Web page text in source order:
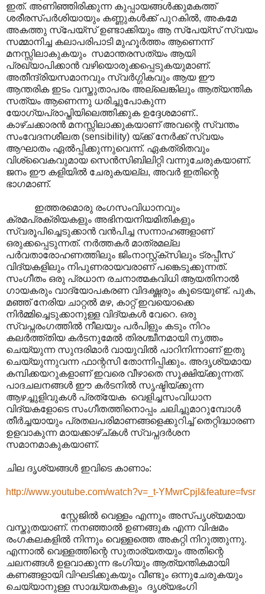
ഇത്. അണിഞ്ഞിരിക്കുന്ന കുപ്പായങ്ങൾക്കുമകത്ത്
ശരീരസ്പർശിയായും കണ്ണുകൾക്ക് പുറകിൽ, അകമേ
അകത്തു സ്പേയ്സ് ഉണ്ടാക്കിയും ആ സ്പേയ്സ് സ്വയം
സമ്മാനിച്ച കലാപരിപാടി മുഹൂർത്തം ആണെന്ന്
മനസ്സിലാകുകയും സമാന്തരസത്യം ആയി
പ്രഖ്യാപിക്കാൻ വഴിയൊരുക്കപ്പെടുകയുമാണ്.
അതീന്ദ്രിയസമാനവും സ്വർഗ്ഗികവും ആയ ഈ
ആന്തരിക ഇടം വസ്തുതാപരം അല്ലെങ്കിലും ആത്യന്തിക
സത്യം ആണെന്നു ധരിച്ചുപോകുന്ന
യോഗ്യപ്രാപ്തിയിലെത്തിക്കുക ഉദ്ദേശമാണ്..
കാഴ്ചക്കാരൻ മനസ്സിലാക്കുകയാണ് അവന്റെ സ്വന്തം
സംവേദനശീലത (sensibility) യ്ക്ക് നേർക്ക് സ്വയം
ആഘാതം ഏൽ‌പ്പിക്കുന്നുവെന്ന്. ഏകത്രിതവും
വിശ്വൈകവുമായ സെൻസിബിലിറ്റി വന്നുചേരുകയാണ്.
ജനം ഈ കളിയിൽ ചേരുകയല്ല, അവർ ഇതിന്റെ
ഭാഗമാണ്.
ഇത്തരമൊരു രംഗസംവിധാനവും
ക്രമപ്രക്രിയകളും അഭിനയനിയമിതികളും
സ്വരൂപിച്ചെടുക്കാൻ വൻപിച്ച സന്നാഹങ്ങളാണ്
ഒരുക്കപ്പെടുന്നത്. നർത്തകർ മാത്രമല്ല
പർവതാരോഹണത്തിലും ജിംനാസ്റ്റ്ക്സിലും ട്രപ്പീസ്
വിദ്യകളിലും നിപുണരായവരാണ് പങ്കെടുക്കുന്നത്.
സംഗീതം ഒരു പ്രധാന രചനാത്മകവിധി ആയതിനാൽ
ഗായകരും വാദ്യോപകരണ വിദഗ്ദ്ധരും കൂടെയുണ്ട്. പുക,
മഞ്ഞ് നേരിയ ചാറ്റൽ മഴ, കാറ്റ് ഇവയൊക്കെ
നിർമ്മിച്ചെടുക്കാനുള്ള വിദ്യകൾ വേറെ. ഒരു
സ്വപ്നരംഗത്തിൽ നീലയും പർപിളും കടും നിറം
കലർത്ത്തിയ കർടനുമേൽ തിരശ്ചീനമായി നൃത്തം
ചെയ്യുന്ന സുന്ദരിമാർ വായുവിൽ പാറിനിന്നാണ് ഇതു
ചെയ്യുന്നുവന്ന ഫാന്റസി തോന്നിപ്പിക്കും. അദൃശ്യമായ
കമ്പിക്കയറുകളാണ് ഇവരെ വീഴാതെ സൂക്ഷിയ്ക്കുന്നത്.
പാദചലനങ്ങൾ ഈ കർടനിൽ സൃഷ്ടിയ്ക്കുന്ന
ആഴച്ചുളിവുകൾ പ്രത്യേക വെളിച്ചസംവിധാന
വിദ്യകളോടെ സംഗീതത്തിനൊപ്പം ചലിച്ചുമാറുമ്പോൾ
തീർച്ചയായും പ്രതലപരിമാണങ്ങളെക്കുറിച്ച് തെറ്റിദ്ധാരണ
ഉളവാകുന്ന മായക്കാഴ്ച്കൾ സ്വപ്നദർശന
സമാനമാകുകയാണ്.
ചില ദൃശ്യങ്ങൾ ഇവിടെ കാണാം:
http://www.youtube.com/watch?v=_t-YMwrCpjI&feature=fvsr
സ്റ്റേജിൽ വെള്ളം എന്നും അസ്പൃശ്യമായ
വസ്തുതയാണ്. നനഞ്ഞാൽ ഉണങ്ങുക എന്ന വിഷമം
രംഗകലകളിൽ നിന്നും വെള്ളത്തെ അകറ്റി നിറുത്തുന്നു.
എന്നാൽ വെള്ളത്തിന്റെ സുതാര്യതയും അതിന്റെ
ചലനങ്ങൾ ഉളവാക്കുന്ന ഭംഗിയും ആത്യന്തികമായി
കണങ്ങളായി വിഘടിക്കുകയും വീണ്ടും ഒന്നുചേരുകയും
ചെയ്യാനുള്ള സാദ്ധ്യതകളും ദൃശ്യഭംഗി